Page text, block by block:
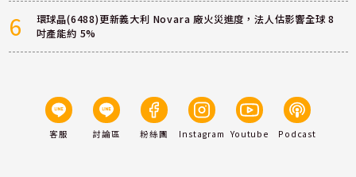
6
環球晶(6488)更新義大利 Novara 廠火災進度，法人估影響全球 8
吋產能約 5%
客服 討論區 粉絲團 Instagram Youtube Podcast